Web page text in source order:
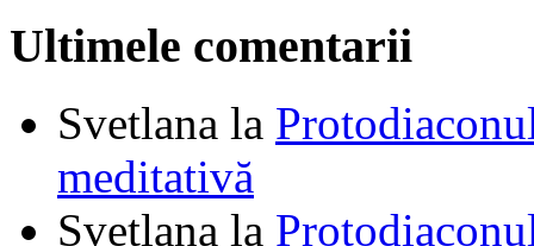
Ultimele comentarii
Svetlana la
meditativă
Svetlana la